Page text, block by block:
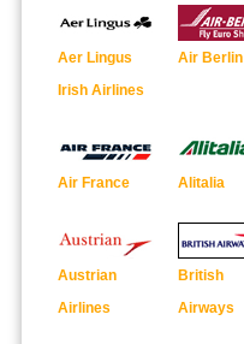
Aer Lingus
Irish Airlines
Air Berlin
Air France Alitalia
Austrian
Airlines
British
Airways